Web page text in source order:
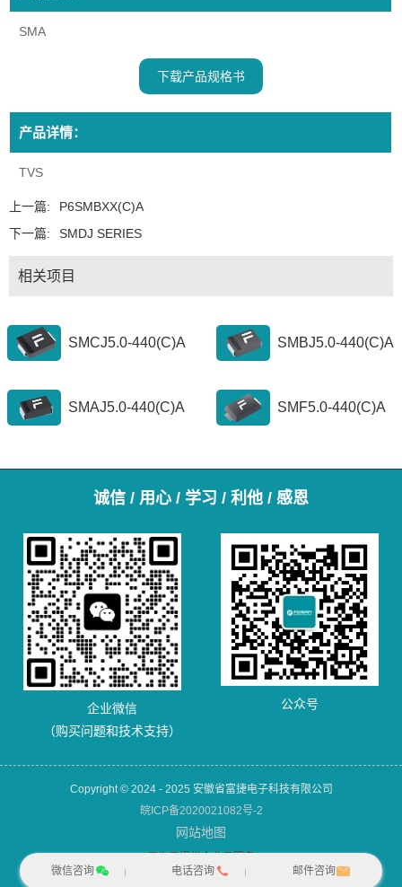
SMA
下载产品规格书
产品详情：
TVS
上一篇:
P6SMBXX(C)A
下一篇:
SMDJ SERIES
相关项目
SMCJ5.0-440(C)A SMBJ5.0-440(C)A
SMAJ5.0-440(C)A SMF5.0-440(C)A
诚信 / 用心 / 学习 / 利他 / 感恩
企业微信
（购买问题和技术支持）
公众号
Copyright © 2024 - 2025 安徽省富捷电子科技有限公司
皖ICP备2020021082号-2
网站地图
微信咨询
电话咨询 邮件咨询